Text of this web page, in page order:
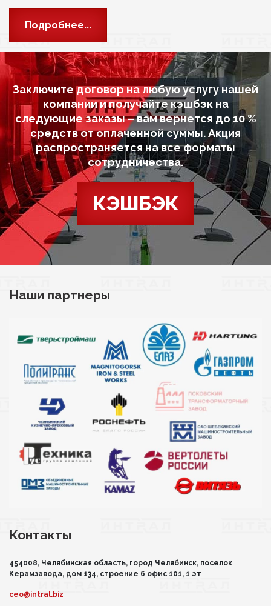
Подробнее...
Заключите договор на любую услугу нашей
компании и получайте кэшбэк на
следующие заказы – вам вернется до 10 %
средств от оплаченной суммы. Акция
распространяется на все форматы
сотрудничества.
КЭШБЭК
Наши партнеры
Контакты
454008, Челябинская область, город Челябинск, поселок
Керамзавода, дом 134, строение 6 офис 101, 1 эт
ceo@intral.biz